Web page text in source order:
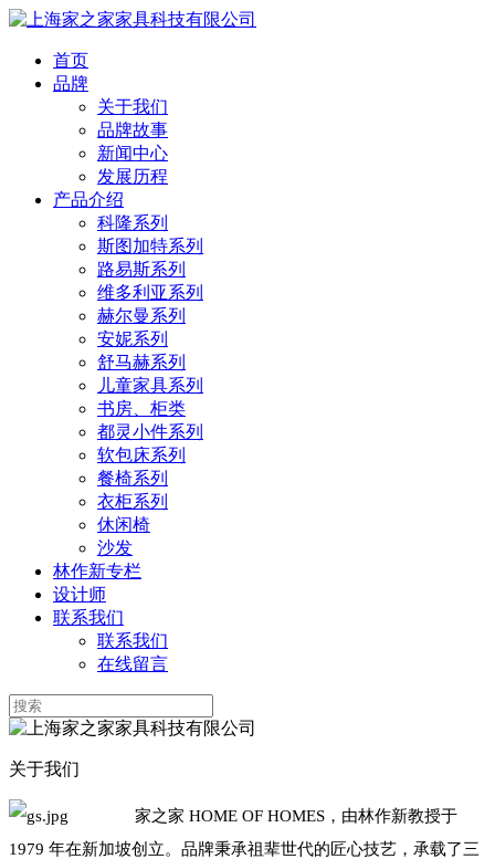
首页
品牌
关于我们
品牌故事
新闻中心
发展历程
产品介绍
科隆系列
斯图加特系列
路易斯系列
维多利亚系列
赫尔曼系列
安妮系列
舒马赫系列
儿童家具系列
书房、柜类
都灵小件系列
软包床系列
餐椅系列
衣柜系列
休闲椅
沙发
林作新专栏
设计师
联系我们
联系我们
在线留言
关于我们
家之家 HOME OF HOMES，由林作新教授于
1979 年在新加坡创立。品牌秉承祖辈世代的匠心技艺，承载了三